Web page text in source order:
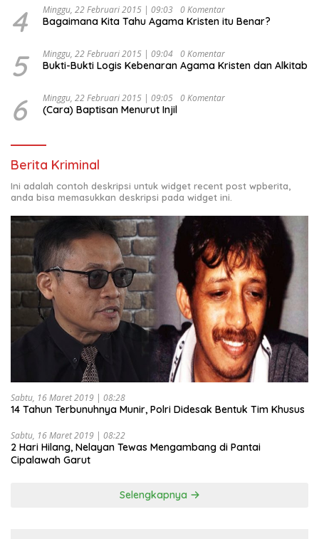
4 Minggu, 22 Februari 2015 | 09:03 0 Komentar
Bagaimana Kita Tahu Agama Kristen itu Benar?
5 Minggu, 22 Februari 2015 | 09:04 0 Komentar
Bukti-Bukti Logis Kebenaran Agama Kristen dan Alkitab
6 Minggu, 22 Februari 2015 | 09:05 0 Komentar
(Cara) Baptisan Menurut Injil
Berita Kriminal
Ini adalah contoh deskripsi untuk widget recent post wpberita,
anda bisa memasukkan deskripsi pada widget ini.
Sabtu, 16 Maret 2019 | 08:28
14 Tahun Terbunuhnya Munir, Polri Didesak Bentuk Tim Khusus
Sabtu, 16 Maret 2019 | 08:22
2 Hari Hilang, Nelayan Tewas Mengambang di Pantai
Cipalawah Garut
Selengkapnya